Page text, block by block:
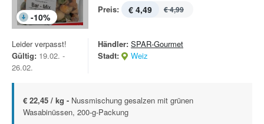
-10%
Preis: € 4,49 € 4,99
Leider verpasst!
Gültig: 19.02. -
26.02.
Händler: SPAR-Gourmet
Stadt:
Weiz
€ 22,45 / kg - Nussmischung gesalzen mit grünen
Wasabinüssen, 200-g-Packung